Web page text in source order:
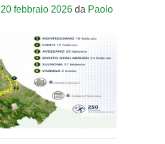
20 febbraio 2026da Paolo